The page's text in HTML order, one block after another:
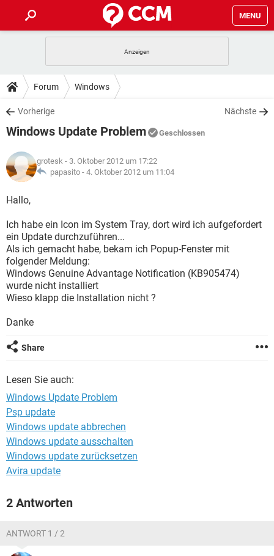
MENU
ANDROID
WINDOWS 10
WHATSAPP TIKTOK
FACEBOOK
TIPPS & TRICKS
SPIELE
WHATSAPP TIKTOK
FACEBOOK
DOWNLOADS
SPIELE STREAMING
ANDROID
WINDOWS 10 INSTAGRAM
WHATSAPP
SPIELE STREAMING
ANDROID
WINDOWS 10
WHATSAPP TIKTOK
FACEBOOK HARDWARE
LEXIKON
SPIELE
WINDOWS 10
WHATSAPP TIKTOK
FACEBOOK HARDWARE
Forum Windows
Vorherige Nächste
Windows Update Problem Geschlossen
grotesk - 3. Oktober 2012 um 17:22
papasito - 4. Oktober 2012 um 11:04
Hallo,
Ich habe ein Icon im System Tray, dort wird ich aufgefordert
ein Update durchzuführen...
Als ich gemacht habe, bekam ich Popup-Fenster mit
folgender Meldung:
Windows Genuine Advantage Notification (KB905474)
wurde nicht installiert
Wieso klapp die Installation nicht ?
Danke
Share
Lesen Sie auch:
Windows Update Problem
Psp update
Windows update abbrechen
Windows update ausschalten
Windows update zurücksetzen
Avira update
2 Antworten
ANTWORT 1 / 2